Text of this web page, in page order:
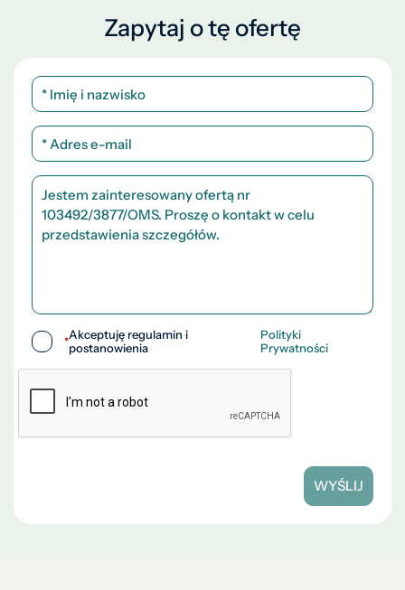
Zapytaj o tę ofertę
*Akceptuję regulamin i
postanowienia
Polityki
Prywatności
WYŚLIJ